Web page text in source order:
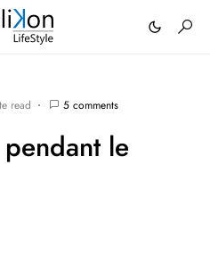
read 5 comments
le